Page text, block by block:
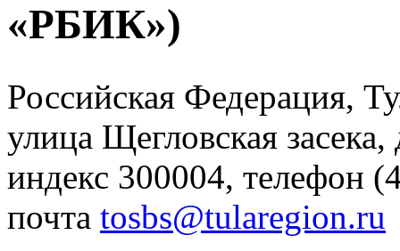
«РБИК»)
Российская Федерация,
улица Щегловская
индекс 300004, телефон
почта tosbs@tularegion.ru